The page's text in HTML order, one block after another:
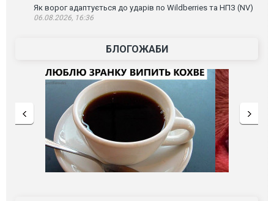
Як ворог адаптується до ударів по Wildberries та НПЗ (NV)
06.08.2026, 16:36
БЛОГОЖАБИ